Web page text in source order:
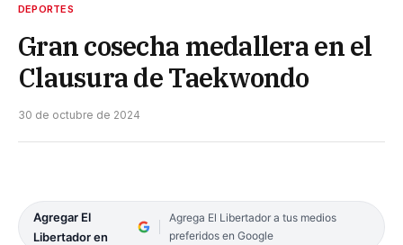
DEPORTES
Gran cosecha medallera en el
Clausura de Taekwondo
30 de octubre de 2024
Agregar El
Libertador en
Agrega El Libertador a tus medios
preferidos en Google